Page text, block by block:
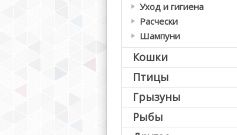
Уход и гигиена
Расчески
Шампуни
Кошки
Птицы
Грызуны
Рыбы